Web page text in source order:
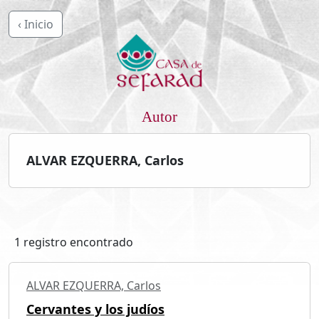
‹ Inicio
Autor
ALVAR EZQUERRA, Carlos
1 registro encontrado
ALVAR EZQUERRA, Carlos
Cervantes y los judíos